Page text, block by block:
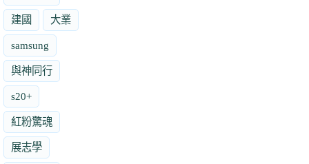
建國 大業
samsung
與神同行
s20+
紅粉驚魂
展志學